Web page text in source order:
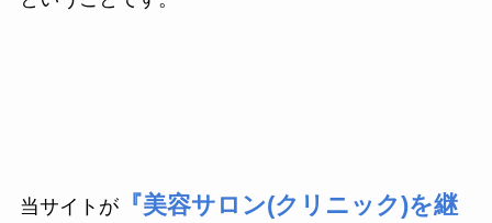
当サイトが『美容サロン(クリニック)を継